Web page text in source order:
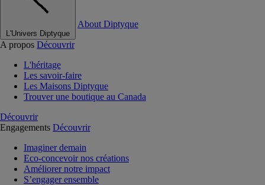
L'Univers Diptyque
About Diptyque
A propos Découvrir
L'héritage
Les savoir-faire
Les Maisons Diptyque
Trouver une boutique au Canada
Découvrir
Engagements Découvrir
Imaginer demain
Eco-concevoir nos créations
Améliorer notre impact
S’engager ensemble